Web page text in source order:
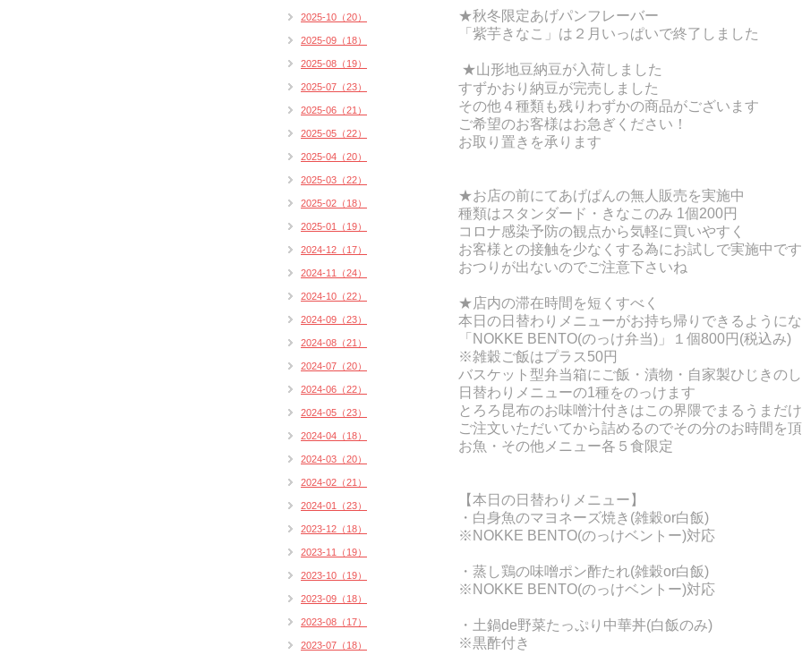
★秋冬限定あげパンフレーバー
「紫芋きなこ」は２月いっぱいで終了しました
★山形地豆納豆が入荷しました
すずかおり納豆が完売しました
その他４種類も残りわずかの商品がございます
ご希望のお客様はお急ぎください！
お取り置きを承ります
★お店の前にてあげぱんの無人販売を実施中
種類はスタンダード・きなこのみ 1個200円
コロナ感染予防の観点から気軽に買いやすく
お客様との接触を少なくする為にお試しで実施中です
おつりが出ないのでご注意下さいね
★店内の滞在時間を短くすべく
本日の日替わりメニューがお持ち帰りできるように
「NOKKE BENTO(のっけ弁当)」１個800円(税込み)
※雑穀ご飯はプラス50円
バスケット型弁当箱にご飯・漬物・自家製ひじきの
日替わりメニューの1種をのっけます
とろろ昆布のお味噌汁付きはこの界隈でまるうまだ
ご注文いただいてから詰めるのでその分のお時間を
お魚・その他メニュー各５食限定
【本日の日替わりメニュー】
・白身魚のマヨネーズ焼き (雑穀or白飯)
※NOKKE BENTO(のっけベントー)対応
・ 蒸し鶏の味噌ポン酢たれ(雑穀or白飯)
※NOKKE BENTO(のっけベントー)対応
・土鍋de野菜たっぷり中華丼(白飯のみ)
※黒酢付き
2025-10（20）
2025-09（18）
2025-08（19）
2025-07（23）
2025-06（21）
2025-05（22）
2025-04（20）
2025-03（22）
2025-02（18）
2025-01（19）
2024-12（17）
2024-11（24）
2024-10（22）
2024-09（23）
2024-08（21）
2024-07（20）
2024-06（22）
2024-05（23）
2024-04（18）
2024-03（20）
2024-02（21）
2024-01（23）
2023-12（18）
2023-11（19）
2023-10（19）
2023-09（18）
2023-08（17）
2023-07（18）